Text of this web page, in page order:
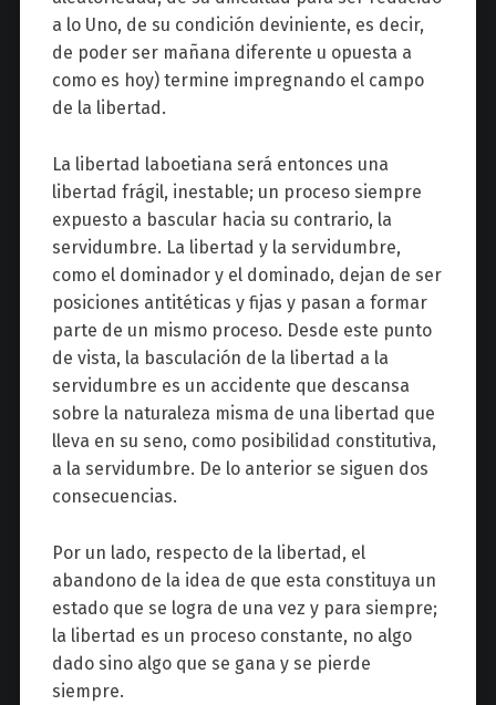
a lo Uno, de su condición deviniente, es decir,
de poder ser mañana diferente u opuesta a
como es hoy) termine impregnando el campo
de la libertad.
La libertad laboetiana será entonces una
libertad frágil, inestable; un proceso siempre
expuesto a bascular hacia su contrario, la
servidumbre. La libertad y la servidumbre,
como el dominador y el dominado, dejan de ser
posiciones antitéticas y fijas y pasan a formar
parte de un mismo proceso. Desde este punto
de vista, la basculación de la libertad a la
servidumbre es un accidente que descansa
sobre la naturaleza misma de una libertad que
lleva en su seno, como posibilidad constitutiva,
a la servidumbre. De lo anterior se siguen dos
consecuencias.
Por un lado, respecto de la libertad, el
abandono de la idea de que esta constituya un
estado que se logra de una vez y para siempre;
la libertad es un proceso constante, no algo
dado sino algo que se gana y se pierde
siempre.